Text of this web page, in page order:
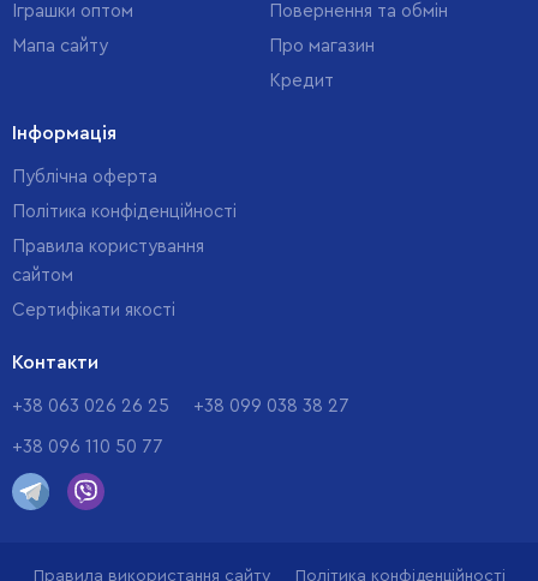
Іграшки оптом
Мапа сайту
Повернення та обмін
Про магазин
Кредит
Інформація
Публічна оферта
Політика конфіденційності
Правила користування
сайтом
Cертифікати якості
Контакти
+38 063 026 26 25 +38 099 038 38 27
+38 096 110 50 77
Правила використання сайту Політика конфіденційності